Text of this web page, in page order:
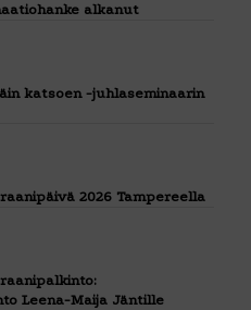
alkanut
katsoen -juhlaseminaarin
2026 Tampereella
Leena-Maija Jäntille